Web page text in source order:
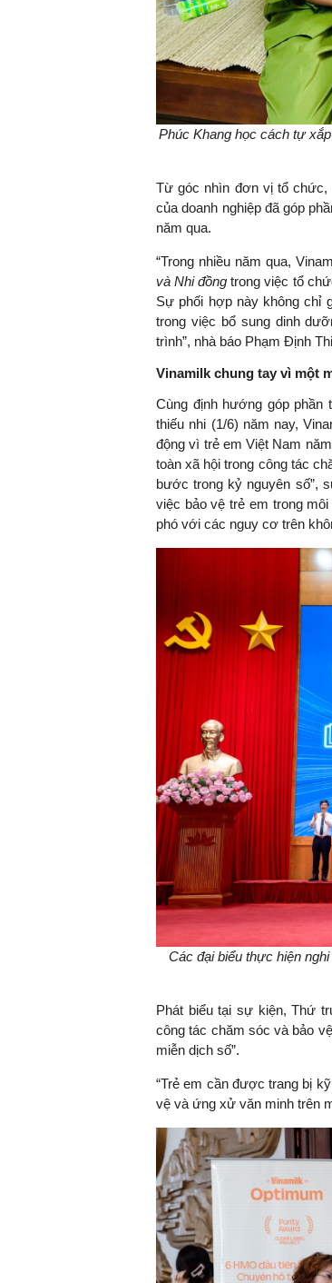
Phúc Khang học cách tự
Từ góc nhìn đơn vị tổ chức,
của doanh nghiệp đã góp
năm qua.
“Trong nhiều năm qua,
và Nhi đồng trong việc tổ
Sự phối hợp này không chỉ
trong việc bổ sung dinh
trình”, nhà báo Phạm Định
Vinamilk chung tay vì một
Cùng định hướng góp phần
thiếu nhi (1/6) năm nay,
động vì trẻ em Việt Nam
toàn xã hội trong công tác
bước trong kỷ nguyên số”,
việc bảo vệ trẻ em trong
phó với các nguy cơ trên
Các đại biểu thực hiện
Phát biểu tại sự kiện, Thứ
công tác chăm sóc và bảo
miễn dịch số”.
“Trẻ em cần được trang bị
vệ và ứng xử văn minh trên